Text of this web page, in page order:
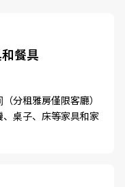
餐具
分租雅房僅限客廳）
桌子、床等家具和家